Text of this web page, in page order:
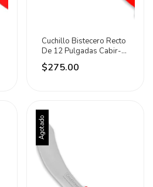
Cuchillo Bistecero Recto
De 12 Pulgadas Cabir-
12r Caledonia Rojo
$275.00
Agotado